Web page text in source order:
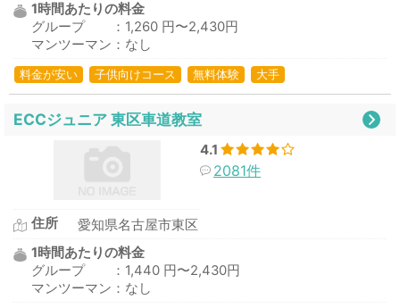
1時間あたりの料金
グループ ：1,260 円〜2,430円
マンツーマン：なし
料金が安い 子供向けコース 無料体験 大手
ECCジュニア 東区車道教室
4.1
2081件
住所
愛知県名古屋市東区
1時間あたりの料金
グループ ：1,440 円〜2,430円
マンツーマン：なし